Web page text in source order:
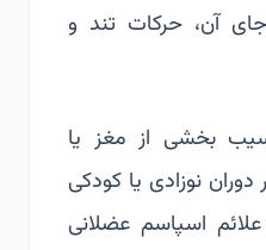
آن، حرکات‌ تند و
بخشی از مغز یا
نوزادی یا کودکی
اسپاسم عضلانی